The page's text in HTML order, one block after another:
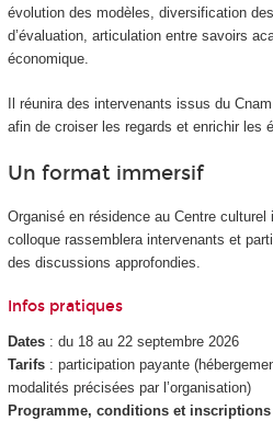
évolution des modèles, diversification
d’évaluation, articulation entre savoirs
économique.
Il réunira des intervenants issus du
afin de croiser les regards et enrichir les
Un format immersif
Organisé en résidence au Centre culturel
colloque rassemblera intervenants et
des discussions approfondies.
Infos pratiques
Dates : du 18 au 22 septembre 2026
Tarifs : participation payante
modalités précisées par l’organisation)
Programme, conditions et inscriptions